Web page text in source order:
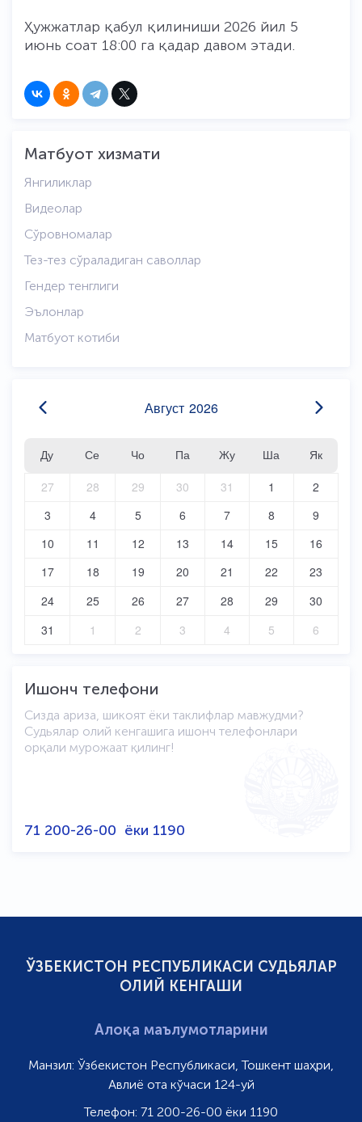
Ҳужжатлар қабул қилиниши 2026 йил 5
июнь соат 18:00 га қадар давом этади.
Матбуот хизмати
Янгиликлар
Видеолар
Сўровномалар
Тез-тез сўраладиган саволлар
Гендер тенглиги
Эълонлар
Матбуот котиби
Август 2026
Ду Се Чо Па Жу Ша
Як
27
28 29 30 31 1
2
3
4 5 6 7 8
9
10
11 12 13 14 15
16
17
18 19 20 21 22
23
24
25 26 27 28 29
30
31
1 2 3 4 5 6
Ишонч телефони
Сизда ариза, шикоят ёки таклифлар мавжудми?
Судьялар олий кенгашига ишонч телефонлари
орқали мурожаат қилинг!
71 200-26-00 ёки 1190
ЎЗБЕКИСТОН РЕСПУБЛИКАСИ СУДЬЯЛАР
ОЛИЙ КЕНГАШИ
Алоқа маълумотларини
Манзил: Ўзбекистон Республикаси, Тошкент шаҳри,
Авлиё ота кўчаси 124-уй
Телефон: 71 200-26-00 ёки 1190